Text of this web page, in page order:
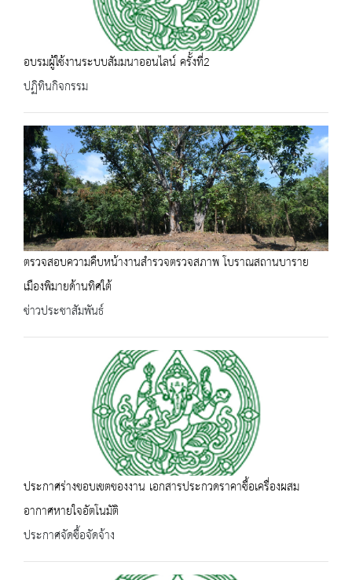
อบรมผู้ใช้งานระบบสัมมนาออนไลน์ ครั้งที่2
ปฏิทินกิจกรรม
ตรวจสอบความคืบหน้างานสำรวจตรวจสภาพ โบราณสถานบาราย
เมืองพิมายด้านทิศใต้
ข่าวประชาสัมพันธ์
ประกาศร่างขอบเขตของงาน เอกสารประกวดราคาซื้อเครื่องผสม
อากาศหายใจอัตโนมัติ
ประกาศจัดซื้อจัดจ้าง